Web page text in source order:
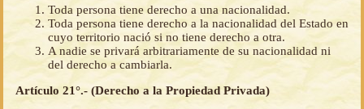
Toda persona tiene derecho a una nacionalidad.
Toda persona tiene derecho a la nacionalidad del Estado en
cuyo territorio nació si no tiene derecho a otra.
A nadie se privará arbitrariamente de su nacionalidad ni
del derecho a cambiarla.
Artículo 21°.- (Derecho a la Propiedad Privada)